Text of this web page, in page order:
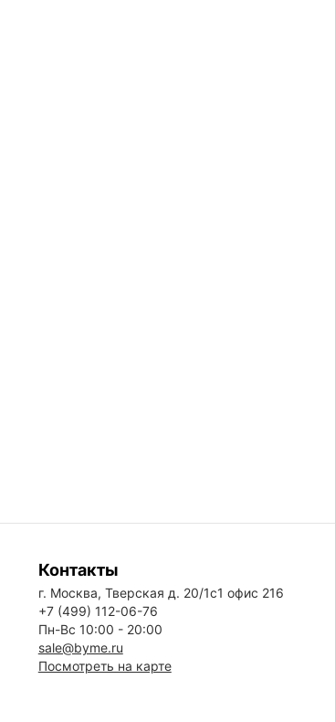
Контакты
г. Москва, Тверская д. 20/1с1 офис 216
+7 (499) 112-06-76
Пн-Вс 10:00 - 20:00
sale@byme.ru
Посмотреть на карте